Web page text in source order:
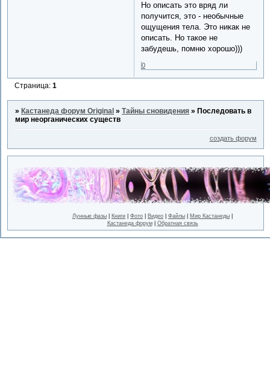
Но описать это вряд ли
получится, это - необычные
ощущения тела. Это никак не
описать. Но такое не
забудешь, помню хорошо)))
0
Страница:1
»Кастанеда форум Original »Тайны сновидения »Последовать в
мир неорганических существ
создать форум
Лунные фазы Книги Фото Видео Файлы Мир Кастанеды
Кастанеда форум| Обратная связь